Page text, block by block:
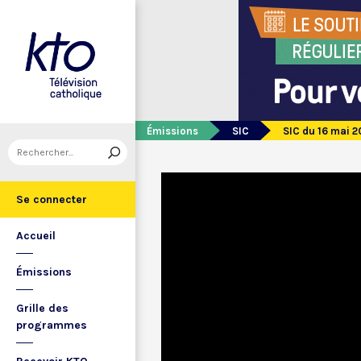
Se connecter
Accueil
Émissions
Grille des
programmes
Émissions SIC SIC du 16 mai